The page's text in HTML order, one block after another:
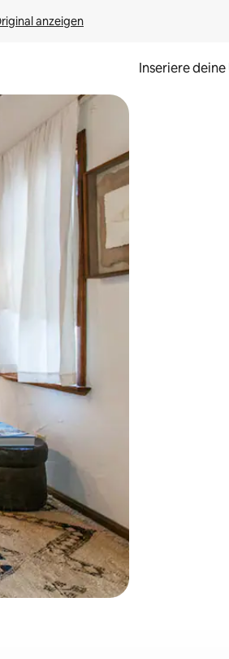
anzeigen
Inseriere
durch Berühren oder Wischgesten.